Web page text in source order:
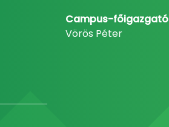
Campus-főigazgató
Vörös Péter